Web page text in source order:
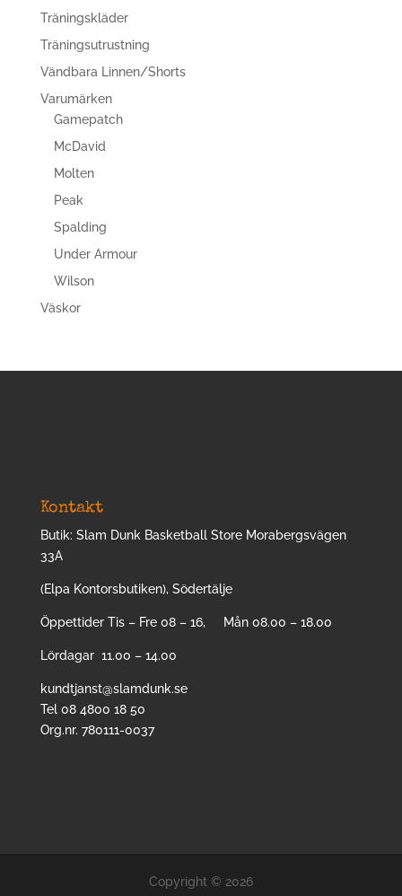
Träningskläder
Träningsutrustning
Vändbara Linnen/Shorts
Varumärken
Gamepatch
McDavid
Molten
Peak
Spalding
Under Armour
Wilson
Väskor
Kontakt
Butik: Slam Dunk Basketball Store Morabergsvägen
33A
(Elpa Kontorsbutiken), Södertälje
Öppettider Tis – Fre 08 – 16, Mån 08.00 – 18.00
Lördagar 11.00 – 14.00
kundtjanst@slamdunk.se
Tel 08 4800 18 50
Org.nr. 780111-0037
Copyright © 2026